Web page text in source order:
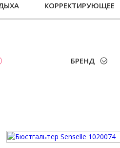
КОРРЕКТИРУЮЩЕЕ
БРЕНД